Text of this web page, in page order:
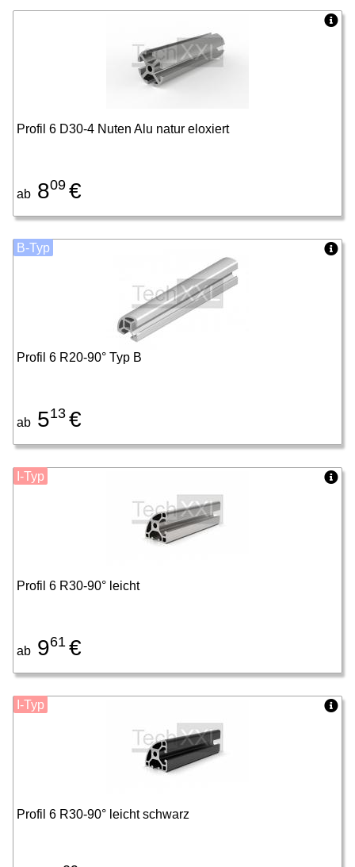
Profil 6 D30-4 Nuten Alu natur eloxiert
ab 809 €
Profil 6 R20-90° Typ B
ab 513 €
B-Typ
Profil 6 R30-90° leicht
ab 961 €
I-Typ
Profil 6 R30-90° leicht schwarz
I-Typ